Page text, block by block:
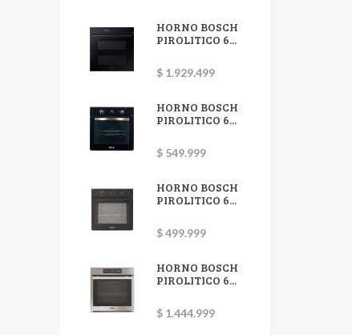
HORNO BOSCH
PIROLITICO 6...
$ 1.929.499
HORNO BOSCH
PIROLITICO 6...
$ 549.999
HORNO BOSCH
PIROLITICO 6...
$ 499.999
HORNO BOSCH
PIROLITICO 6...
$ 1.444.999